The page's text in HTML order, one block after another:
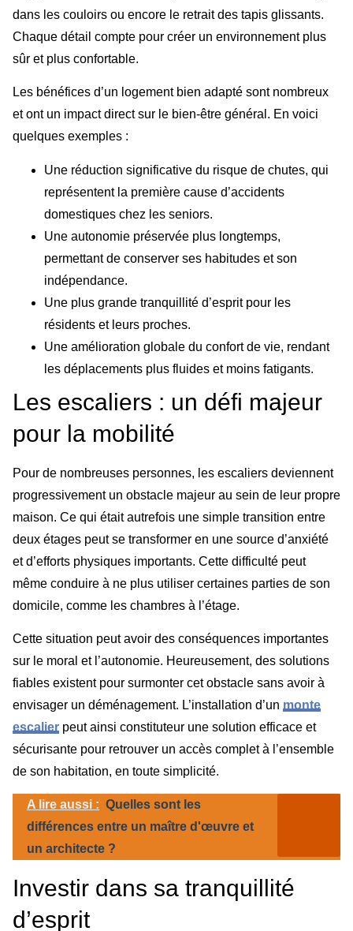
dans les couloirs ou encore le retrait des tapis glissants.
Chaque détail compte pour créer un environnement plus
sûr et plus confortable.
Les bénéfices d’un logement bien adapté sont nombreux
et ont un impact direct sur le bien-être général. En voici
quelques exemples :
Une réduction significative du risque de chutes, qui
représentent la première cause d’accidents
domestiques chez les seniors.
Une autonomie préservée plus longtemps,
permettant de conserver ses habitudes et son
indépendance.
Une plus grande tranquillité d’esprit pour les
résidents et leurs proches.
Une amélioration globale du confort de vie, rendant
les déplacements plus fluides et moins fatigants.
Les escaliers : un défi majeur
pour la mobilité
Pour de nombreuses personnes, les escaliers deviennent
progressivement un obstacle majeur au sein de leur propre
maison. Ce qui était autrefois une simple transition entre
deux étages peut se transformer en une source d’anxiété
et d’efforts physiques importants. Cette difficulté peut
même conduire à ne plus utiliser certaines parties de son
domicile, comme les chambres à l’étage.
Cette situation peut avoir des conséquences importantes
sur le moral et l’autonomie. Heureusement, des solutions
fiables existent pour surmonter cet obstacle sans avoir à
envisager un déménagement. L’installation d’un monte
escalier peut ainsi constituteur une solution efficace et
sécurisante pour retrouver un accès complet à l’ensemble
de son habitation, en toute simplicité.
A lire aussi : Quelles sont les
différences entre un maître d'œuvre et
un architecte ?
Investir dans sa tranquillité
d’esprit